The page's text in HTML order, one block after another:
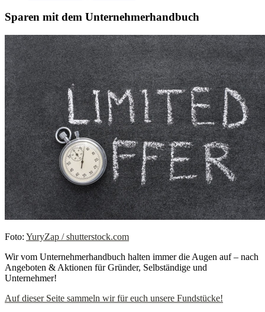
Sparen mit dem Unternehmerhandbuch
Foto: YuryZap / shutterstock.com
Wir vom Unternehmerhandbuch halten immer die Augen auf – nach
Angeboten & Aktionen für Gründer, Selbständige und
Unternehmer!
Auf dieser Seite sammeln wir für euch unsere Fundstücke!